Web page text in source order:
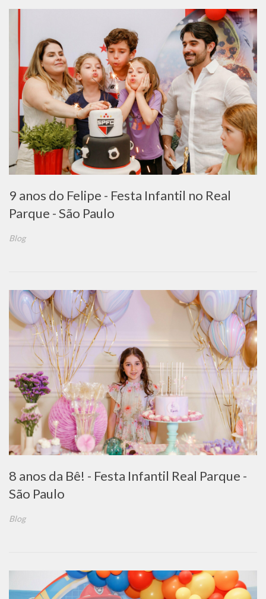
9 anos do Felipe - Festa Infantil no Real
Parque - São Paulo
Blog
8 anos da Bê! - Festa Infantil Real Parque -
São Paulo
Blog